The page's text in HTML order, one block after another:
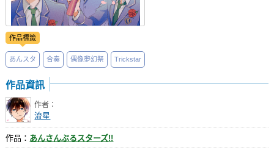
作品標籤
あんスタ 合奏 偶像夢幻祭 Trickstar
作品資訊
作者：
流星
作品： あんさんぶるスターズ!!